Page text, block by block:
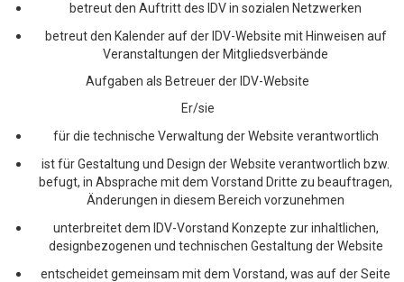
betreut den Auftritt des IDV in sozialen Netzwerken
betreut den Kalender auf der IDV-Website mit Hinweisen auf
Veranstaltungen der Mitgliedsverbände
Aufgaben als Betreuer der IDV-Website
Er/sie
für die technische Verwaltung der Website verantwortlich
ist für Gestaltung und Design der Website verantwortlich bzw.
befugt, in Absprache mit dem Vorstand Dritte zu beauftragen,
Änderungen in diesem Bereich vorzunehmen
unterbreitet dem IDV-Vorstand Konzepte zur inhaltlichen,
designbezogenen und technischen Gestaltung der Website
entscheidet gemeinsam mit dem Vorstand, was auf der Seite